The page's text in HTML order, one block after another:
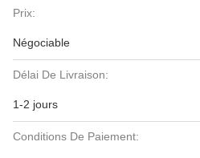
Prix:
Négociable
Délai De Livraison:
1-2 jours
Conditions De Paiement: